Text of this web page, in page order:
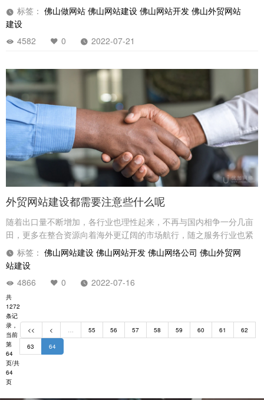
标签： 佛山做网站 佛山网站建设 佛山网站开发 佛山外贸网站
建设
4582
0 2022-07-21
外贸网站建设都需要注意些什么呢
随着出口量不断增加，各行业也理性起来，不再与国内相争一分几亩
田，更多在整合资源向着海外更辽阔的市场航行，随之服务行业也紧
跟其后，下面由我们基本分析下外贸市场我们又能做些什么。
标签： 佛山网站建设 佛山网站开发 佛山网络公司 佛山外贸网
站建设
4866
0 2022-07-16
共
1272
条记
录，
当前
第
64
页/共
64
页
<< < … 55 56 57 58 59 60 61
62
63
64